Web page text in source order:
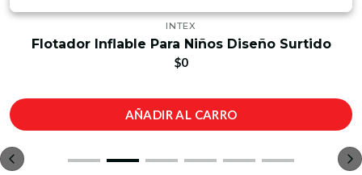
INTEX
Flotador Inflable Para Niños Diseño Surtido
$0
AÑADIR AL CARRO